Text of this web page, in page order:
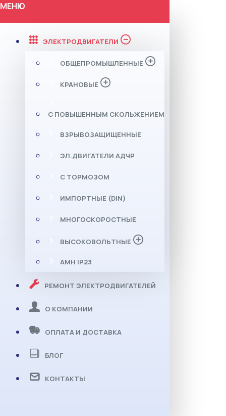
МЕНЮ
ЭЛЕКТРОДВИГАТЕЛИ
ОБЩЕПРОМЫШЛЕННЫЕ
КРАНОВЫЕ
С ПОВЫШЕННЫМ СКОЛЬЖЕНИЕМ
ВЗРЫВОЗАЩИЩЕННЫЕ
ЭЛ.ДВИГАТЕЛИ АДЧР
С ТОРМОЗОМ
ИМПОРТНЫЕ (DIN)
МНОГОСКОРОСТНЫЕ
ВЫСОКОВОЛЬТНЫЕ
АМН IP23
РЕМОНТ ЭЛЕКТРОДВИГАТЕЛЕЙ
О КОМПАНИИ
ОПЛАТА И ДОСТАВКА
БЛОГ
КОНТАКТЫ